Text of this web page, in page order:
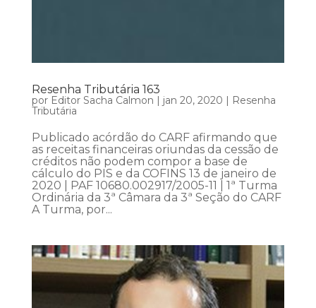
Resenha Tributária 163
por Editor Sacha Calmon | jan 20, 2020 | Resenha
Tributária
Publicado acórdão do CARF afirmando que
as receitas financeiras oriundas da cessão de
créditos não podem compor a base de
cálculo do PIS e da COFINS 13 de janeiro de
2020 | PAF 10680.002917/2005-11 | 1ª Turma
Ordinária da 3ª Câmara da 3ª Seção do CARF
A Turma, por...